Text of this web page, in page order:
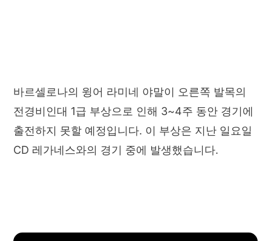
바르셀로나의 윙어 라미네 야말이 오른쪽 발목의
전경비인대 1급 부상으로 인해 3~4주 동안 경기에
출전하지 못할 예정입니다. 이 부상은 지난 일요일
CD 레가네스와의 경기 중에 발생했습니다.